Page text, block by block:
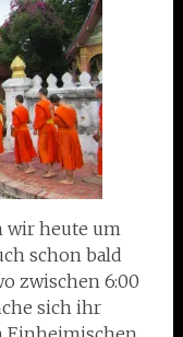
wir heute um
schon bald
zwischen 6:00
sich ihr